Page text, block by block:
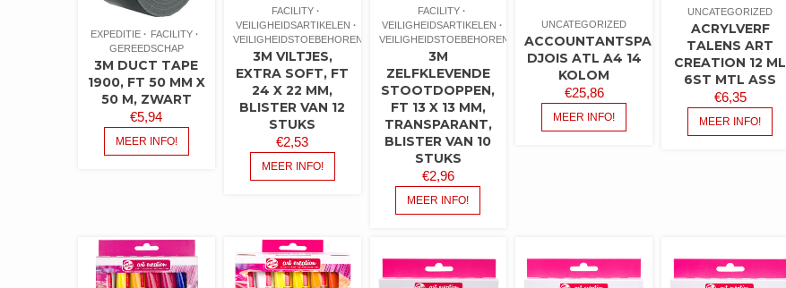
EXPEDITIE
FACILITY
GEREEDSCHAP
3M DUCT TAPE
1900, FT 50 MM X
50 M, ZWART
€5,94
MEER INFO!
FACILITY
VEILIGHEIDSARTIKELEN
VEILIGHEIDSTOEBEHOREN
3M VILTJES,
EXTRA SOFT, FT
24 X 22 MM,
BLISTER VAN 12
STUKS
€2,53
MEER INFO!
FACILITY
VEILIGHEIDSARTIKELEN
VEILIGHEIDSTOEBEHOREN
3M
ZELFKLEVENDE
STOOTDOPPEN,
FT 13 X 13 MM,
TRANSPARANT,
BLISTER VAN 10
STUKS
€2,96
MEER INFO!
UNCATEGORIZED
ACCOUNTANTSPAPIER
DJOIS ATL A4 14
KOLOM
€25,86
MEER INFO!
UNCATEGORIZED
ACRYLVERF
TALENS ART
CREATION 12 ML
6ST MTL ASS
€6,35
MEER INFO!